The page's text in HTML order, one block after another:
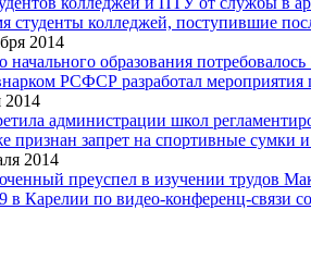
студенты колледжей, поступившие
2014
начального образования
РСФСР разработал
2014
администрации школ
признан запрет на спортивные сумки
2014
преуспел в изучении трудов
Карелии по видео-конференц-связи